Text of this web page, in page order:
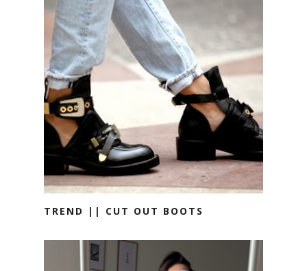
TREND || CUT OUT BOOTS